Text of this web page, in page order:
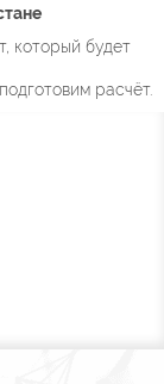
который будет
расчёт.